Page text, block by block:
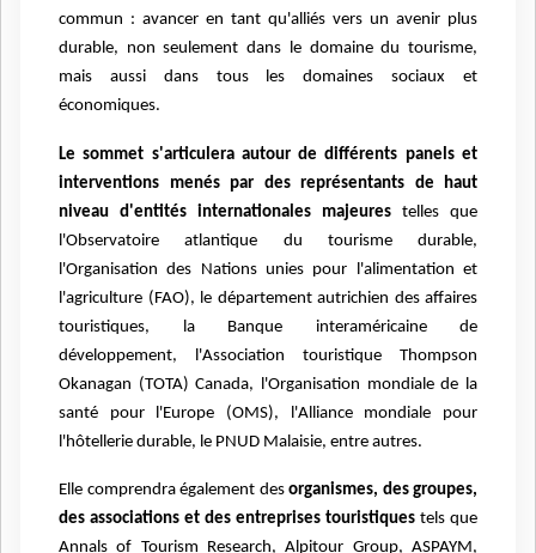
commun : avancer en tant qu'alliés vers un avenir plus
durable, non seulement dans le domaine du tourisme,
mais aussi dans tous les domaines sociaux et
économiques.
Le sommet s'articulera autour de différents panels et
interventions menés par des représentants de haut
niveau d'entités internationales majeures telles que
l'Observatoire atlantique du tourisme durable,
l'Organisation des Nations unies pour l'alimentation et
l'agriculture (FAO), le département autrichien des affaires
touristiques, la Banque interaméricaine de
développement, l'Association touristique Thompson
Okanagan (TOTA) Canada, l'Organisation mondiale de la
santé pour l'Europe (OMS), l'Alliance mondiale pour
l'hôtellerie durable, le PNUD Malaisie, entre autres.
Elle comprendra également desorganismes, des groupes,
des associations et des entreprises touristiques tels que
Annals of Tourism Research, Alpitour Group, ASPAYM,